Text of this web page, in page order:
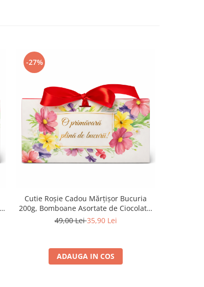
-27%
Cutie Roșie Cadou Mărțișor Bucuria
200g, Bomboane Asortate de Ciocolată,
O Primăvară Plină de Bucurii
49,00 Lei35,90 Lei
ADAUGA IN COS